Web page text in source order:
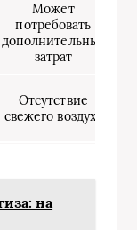
Может
потребовать
дополнительных
затрат
Отсутствие
свежего воздуха
на